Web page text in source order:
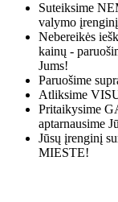
Suteiksime
valymo
Nebereikės
kainų -
Jums!
Paruošime
Atliksime
Pritaikysime
aptarnausime
Jūsų įrenginį
MIESTE!